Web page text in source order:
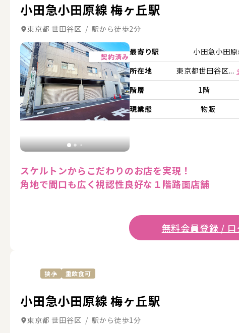
小田急小田原線 梅ヶ丘駅
東京都 世田谷区 / 駅から徒歩2分
契約済み
詳細を見る
最寄り駅 小田急小田
所在地
東京都世田谷区...
階層
1階
現業態
物販
スケルトンからこだわりのお店を実現！
角地で間口も広く視認性良好な１階路面店舗
無料会員登録 / ロ
狭小 重飲食可
小田急小田原線 梅ヶ丘駅
東京都 世田谷区 / 駅から徒歩1分